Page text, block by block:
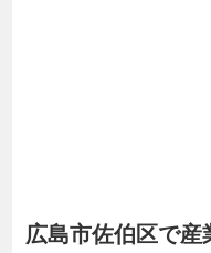
広島市佐伯区で産